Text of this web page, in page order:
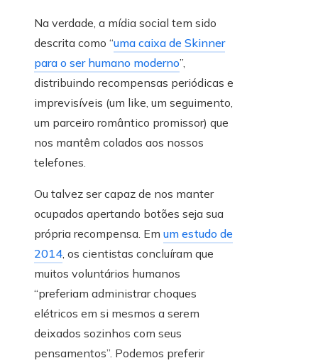
Na verdade, a mídia social tem sido
descrita como “uma caixa de Skinner
para o ser humano moderno”,
distribuindo recompensas periódicas e
imprevisíveis (um like, um seguimento,
um parceiro romântico promissor) que
nos mantêm colados aos nossos
telefones.
Ou talvez ser capaz de nos manter
ocupados apertando botões seja sua
própria recompensa. Em um estudo de
2014, os cientistas concluíram que
muitos voluntários humanos
“preferiam administrar choques
elétricos em si mesmos a serem
deixados sozinhos com seus
pensamentos”. Podemos preferir